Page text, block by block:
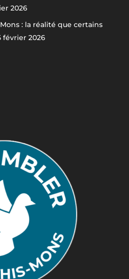
2026
: la réalité que certains
février 2026